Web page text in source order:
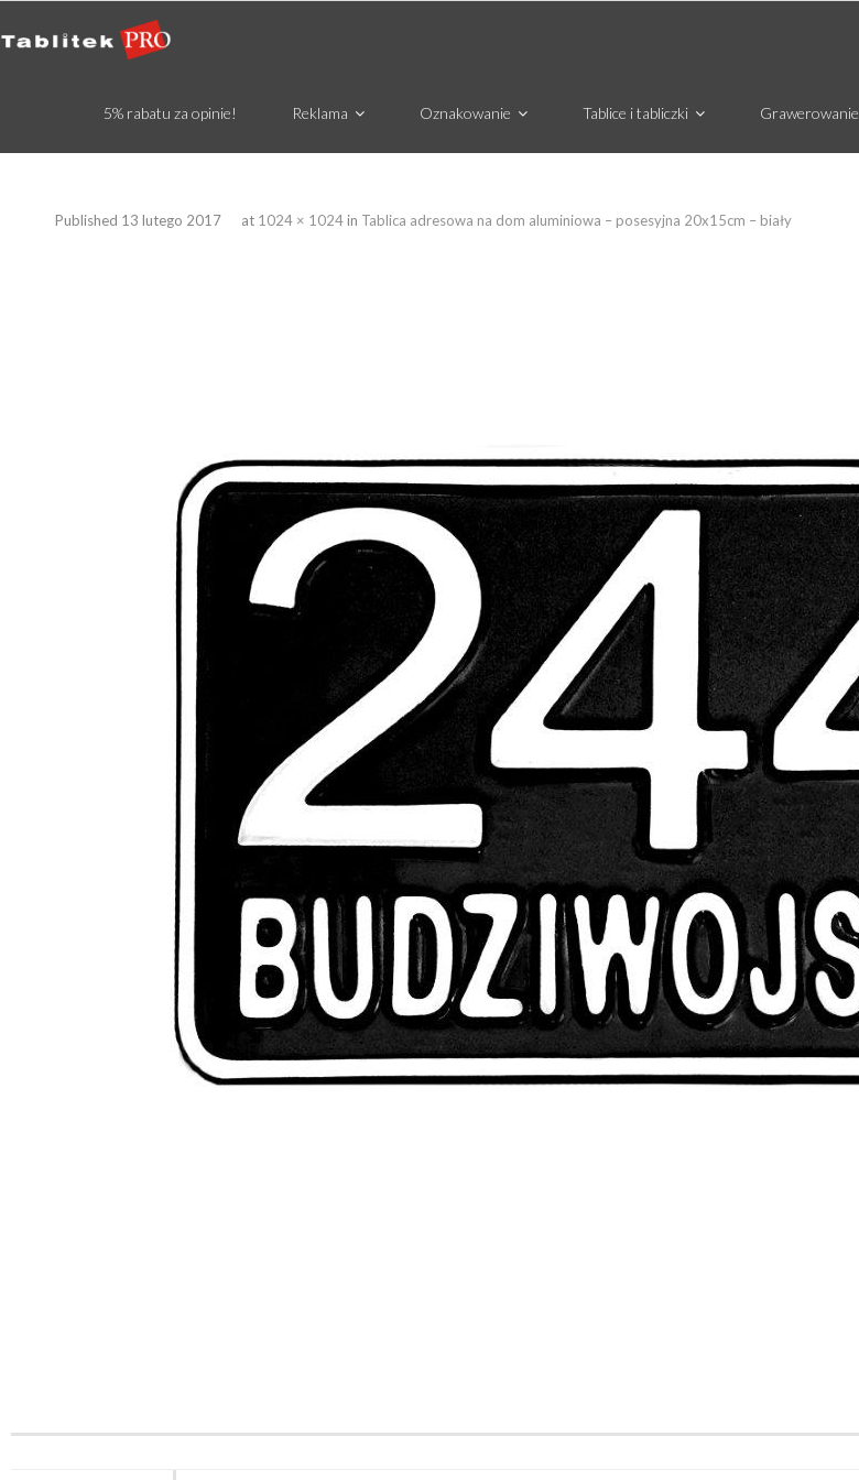
5% rabatu za opinie! Reklama Oznakowanie Tablice i tabliczki Grawerowanie
Published 13 lutego 2017 at 1024 × 1024in Tablica adresowa na dom aluminiowa – posesyjna 20x15cm – biały